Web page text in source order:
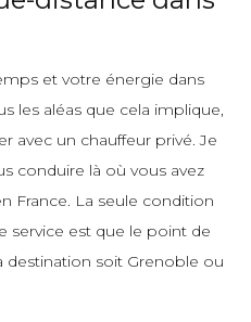
et votre énergie dans
les aléas que cela implique,
avec un chauffeur privé. Je
conduire là où vous avez
France. La seule condition
service est que le point de
destination soit Grenoble ou